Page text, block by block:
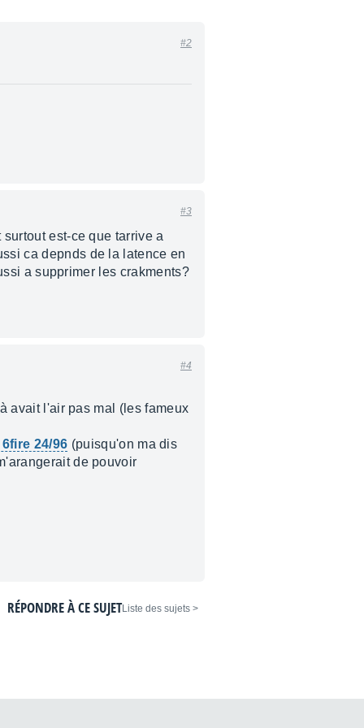
#2
#3
est-ce que tarrive a
ca depnds de la latence en
a supprimer les crakments?
#4
avait l'air pas mal (les fameux
6fire 24/96 (puisqu'on ma dis
de pouvoir
< Liste des sujets
RÉPONDRE À CE SUJET